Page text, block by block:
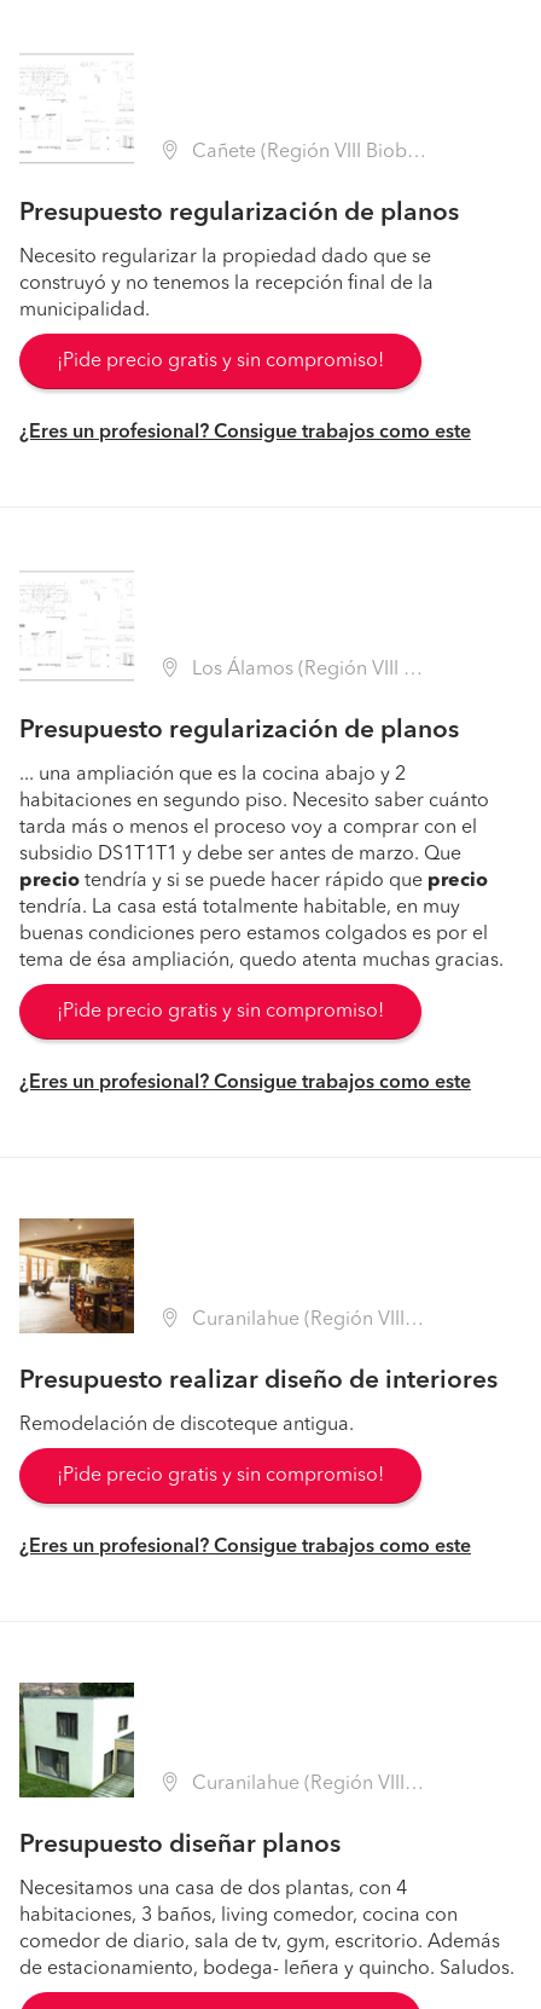
Cañete (Región VIII Biobío - Arauco)
Presupuesto regularización de planos
Necesito regularizar la propiedad dado que se
construyó y no tenemos la recepción final de la
municipalidad.
¡Pide precio gratis y sin compromiso!
¿Eres un profesional? Consigue trabajos como este
Los Álamos (Región VIII Biobío - Arauco)
Presupuesto regularización de planos
... una ampliación que es la cocina abajo y 2
habitaciones en segundo piso. Necesito saber cuánto
tarda más o menos el proceso voy a comprar con el
subsidio DS1T1T1 y debe ser antes de marzo. Que
precio tendría y si se puede hacer rápido que precio
tendría. La casa está totalmente habitable, en muy
buenas condiciones pero estamos colgados es por el
tema de ésa ampliación, quedo atenta muchas gracias.
¡Pide precio gratis y sin compromiso!
¿Eres un profesional? Consigue trabajos como este
Curanilahue (Región VIII Biobío - Arauco)
Presupuesto realizar diseño de interiores
Remodelación de discoteque antigua.
¡Pide precio gratis y sin compromiso!
¿Eres un profesional? Consigue trabajos como este
Curanilahue (Región VIII Biobío - Arauco)
Presupuesto diseñar planos
Necesitamos una casa de dos plantas, con 4
habitaciones, 3 baños, living comedor, cocina con
comedor de diario, sala de tv, gym, escritorio. Además
de estacionamiento, bodega- leñera y quincho. Saludos.